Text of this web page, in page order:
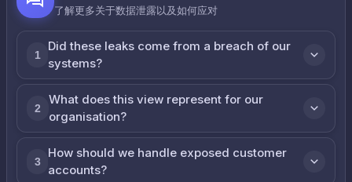
了解更多关于数据泄露以及如何应对
1
Did these leaks come from a breach of our
systems?
2
What does this view represent for our
organisation?
3
How should we handle exposed customer
accounts?